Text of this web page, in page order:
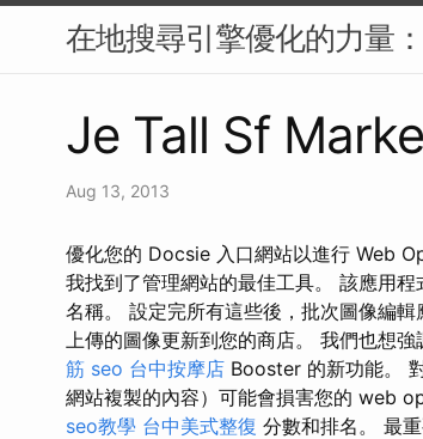
在地搜尋引擎優化的力量
Je Tall Sf
Aug 13, 2013
優化您的 Docsie 入口網站以進行 Web
我找到了管理網站的最佳工具。 該應用
名稱。 設定完所有這些後，批次圖像編
上傳的圖像更新到您的商店。 我們也想
筋 seo 台中按摩店 Booster 的新功能。
網站複製的內容）可能會損害您的 web
seo教學 台中美式整復 分數和排名。 最